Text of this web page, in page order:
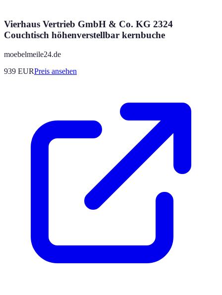
Vierhaus Vertrieb GmbH & Co. KG 2324
Couchtisch höhenverstellbar kernbuche
moebelmeile24.de
939 EURPreis ansehen